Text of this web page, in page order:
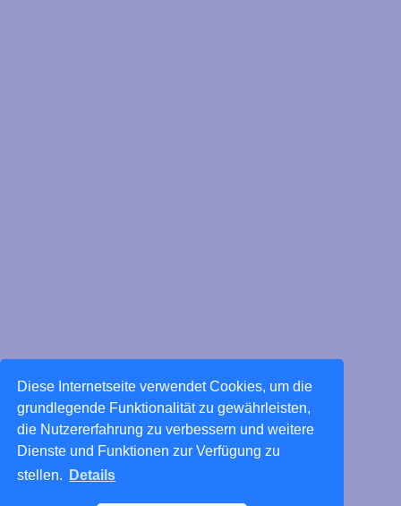
Diese Internetseite verwendet Cookies, um die
grundlegende Funktionalität zu gewährleisten,
die Nutzererfahrung zu verbessern und weitere
Dienste und Funktionen zur Verfügung zu
stellen.
Details